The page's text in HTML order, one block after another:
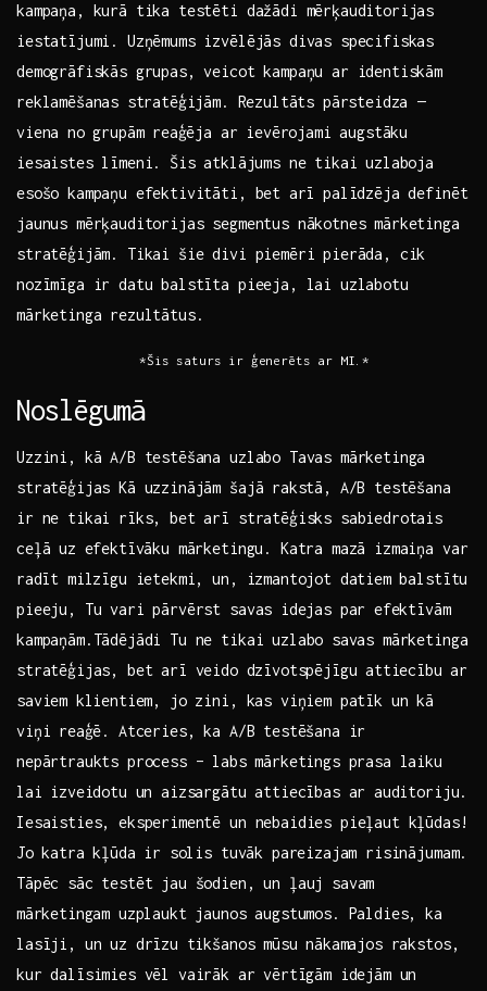
kampaņa, kurā tika testēti ‍dažādi mērķauditorijas
iestatījumi. Uzņēmums‌ izvēlējās‍ divas specifiskas
‍demogrāfiskās grupas, veicot kampaņu ar identiskām
reklamēšanas ⁢stratēģijām. ⁤Rezultāts pārsteidza —
viena no⁣ grupām ⁤reaģēja⁤ ar‌ ievērojami augstāku‍
iesaistes līmeni. ⁢Šis ​atklājums ne tikai uzlaboja
esošo kampaņu efektivitāti, bet ⁤arī‌ palīdzēja definēt
jaunus mērķauditorijas segmentus​ nākotnes mārketinga
stratēģijām. Tikai šie divi ‌piemēri pierāda, cik​
nozīmīga ir datu balstīta ‌pieeja, lai uzlabotu
mārketinga rezultātus. ⁤ ⁣
‍ ‌ ⁣ *Šis saturs ir⁢ ģenerēts ar ‍MI.*
Noslēgumā
Uzzini,​ kā A/B testēšana uzlabo Tavas mārketinga⁤
stratēģijas Kā uzzinājām šajā⁤ rakstā, A/B testēšana
ir ne tikai​ rīks, bet arī stratēģisks sabiedrotais
ceļā ⁤uz ​efektīvāku mārketingu. Katra mazā izmaiņa var
⁢radīt milzīgu‍ ietekmi, un, ‌izmantojot datiem ⁢balstītu
​pieeju, Tu vari pārvērst savas ⁢idejas par⁤ efektīvām
kampaņām.Tādējādi Tu ne tikai uzlabo ⁣savas‌ mārketinga
stratēģijas, bet‌ arī veido⁤ dzīvotspējīgu ⁢attiecību ⁣ar
saviem⁢ klientiem, jo zini,‍ kas viņiem patīk un kā
viņi⁣ reaģē. Atceries, ka A/B testēšana ir
‌nepārtraukts process –⁤ labs ​mārketings prasa laiku
⁤lai izveidotu un aizsargātu attiecības ar⁤ auditoriju.⁢
Iesaisties, eksperimentē un nebaidies pieļaut kļūdas!
Jo⁣ katra kļūda ⁣ir solis tuvāk​ pareizajam​ risinājumam.
Tāpēc sāc testēt jau šodien, un ļauj savam
⁢mārketingam uzplaukt jaunos augstumos. Paldies, ⁤ka
lasīji, un uz drīzu⁢ tikšanos ⁢mūsu nākamajos rakstos,‍
kur dalīsimies vēl vairāk ar ⁤vērtīgām idejām un